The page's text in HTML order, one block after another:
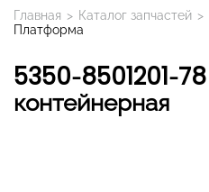
Главная > Каталог запчастей >
Платформа
5350-8501201-78 Балка
контейнерная